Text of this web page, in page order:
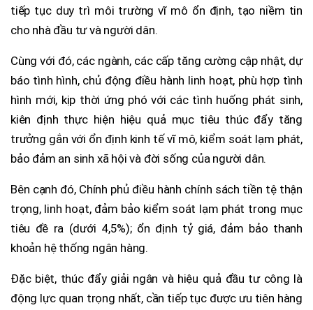
tiếp tục duy trì môi trường vĩ mô ổn định, tạo niềm tin
cho nhà đầu tư và người dân.
Cùng với đó, các ngành, các cấp tăng cường cập nhật, dự
báo tình hình, chủ động điều hành linh hoạt, phù hợp tình
hình mới, kịp thời ứng phó với các tình huống phát sinh,
kiên định thực hiện hiệu quả mục tiêu thúc đẩy tăng
trưởng gắn với ổn định kinh tế vĩ mô, kiểm soát lạm phát,
bảo đảm an sinh xã hội và đời sống của người dân.
Bên cạnh đó, Chính phủ điều hành chính sách tiền tệ thận
trọng, linh hoạt, đảm bảo kiểm soát lạm phát trong mục
tiêu đề ra (dưới 4,5%); ổn định tỷ giá, đảm bảo thanh
khoản hệ thống ngân hàng.
Đặc biệt, thúc đẩy giải ngân và hiệu quả đầu tư công là
động lực quan trọng nhất, cần tiếp tục được ưu tiên hàng